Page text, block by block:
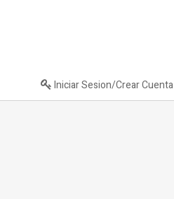
Iniciar Sesion/Crear Cuenta